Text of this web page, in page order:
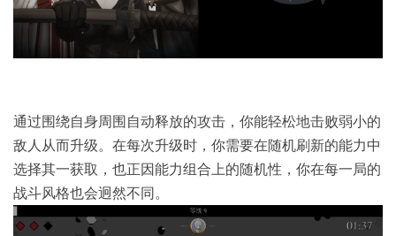
通过围绕自身周围自动释放的攻击，你能轻松地击败弱小的
敌人从而升级。在每次升级时，你需要在随机刷新的能力中
选择其一获取，也正因能力组合上的随机性，你在每一局的
战斗风格也会迥然不同。